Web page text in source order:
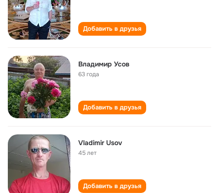
Добавить в друзья
Владимир Усов
63 года
Добавить в друзья
Vladimir Usov
45 лет
Добавить в друзья